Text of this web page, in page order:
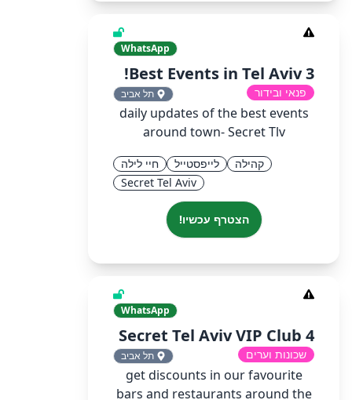
WhatsApp
Best Events in Tel Aviv 3!
פנאי ובידור תל אביב
daily updates of the best events
around town- Secret Tlv
קהילה לייפסטייל
חיי לילה
Secret Tel Aviv
הצטרף עכשיו!
WhatsApp
Secret Tel Aviv VIP Club 4
שכונות וערים תל אביב
get discounts in our favourite
bars and restaurants around the